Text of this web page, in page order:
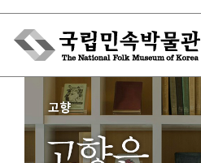
Skip
content
박물관에서는